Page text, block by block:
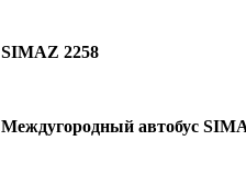
SIMAZ 2258
Междугородный автобус